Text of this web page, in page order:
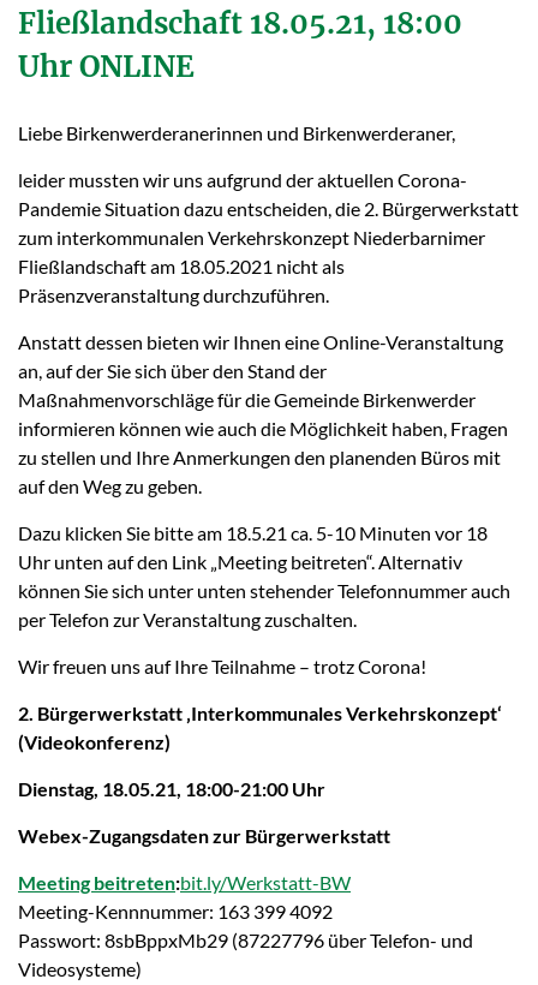
Fließlandschaft 18.05.21, 18:00
Uhr ONLINE
Liebe Birkenwerderanerinnen und Birkenwerderaner,
leider mussten wir uns aufgrund der aktuellen Corona-
Pandemie Situation dazu entscheiden, die 2. Bürgerwerkstatt
zum interkommunalen Verkehrskonzept Niederbarnimer
Fließlandschaft am 18.05.2021 nicht als
Präsenzveranstaltung durchzuführen.
Anstatt dessen bieten wir Ihnen eine Online-Veranstaltung
an, auf der Sie sich über den Stand der
Maßnahmenvorschläge für die Gemeinde Birkenwerder
informieren können wie auch die Möglichkeit haben, Fragen
zu stellen und Ihre Anmerkungen den planenden Büros mit
auf den Weg zu geben.
Dazu klicken Sie bitte am 18.5.21 ca. 5-10 Minuten vor 18
Uhr unten auf den Link „Meeting beitreten“. Alternativ
können Sie sich unter unten stehender Telefonnummer auch
per Telefon zur Veranstaltung zuschalten.
Wir freuen uns auf Ihre Teilnahme – trotz Corona!
2. Bürgerwerkstatt ‚Interkommunales Verkehrskonzept‘
(Videokonferenz)
Dienstag, 18.05.21, 18:00-21:00 Uhr
Webex-Zugangsdaten zur Bürgerwerkstatt
Meeting beitreten:bit.ly/Werkstatt-BW
Meeting-Kennnummer: 163 399 4092
Passwort: 8sbBppxMb29 (87227796 über Telefon- und
Videosysteme)